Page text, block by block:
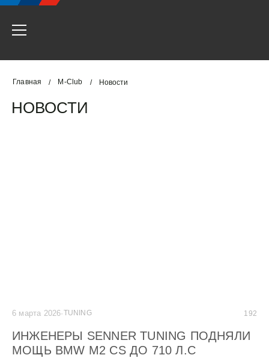
Главная / M-Club / Новости
НОВОСТИ
6 марта 2026·TUNING 192
ИНЖЕНЕРЫ SENNER TUNING ПОДНЯЛИ
МОЩЬ BMW M2 CS ДО 710 Л.С